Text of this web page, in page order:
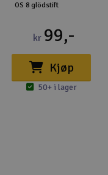
OS 8 glödstift
kr 99,-
Kjøp
50+ i lager